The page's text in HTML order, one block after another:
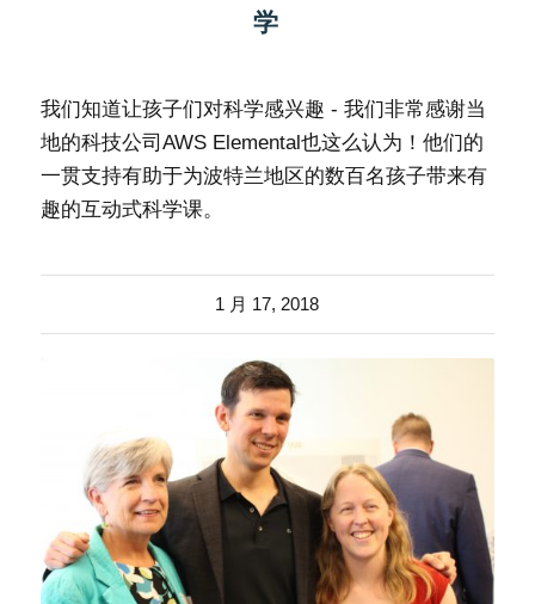
学
我们知道让孩子们对科学感兴趣 - 我们非常感谢当
地的科技公司AWS Elemental也这么认为！他们的
一贯支持有助于为波特兰地区的数百名孩子带来有
趣的互动式科学课。
1 月 17, 2018